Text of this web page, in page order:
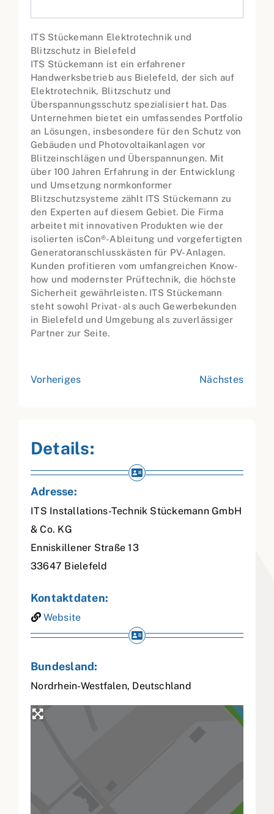
ITS Stückemann Elektrotechnik und
Blitzschutz in Bielefeld
ITS Stückemann ist ein erfahrener
Handwerksbetrieb aus Bielefeld, der sich auf
Elektrotechnik, Blitzschutz und
Überspannungsschutz spezialisiert hat. Das
Unternehmen bietet ein umfassendes Portfolio
an Lösungen, insbesondere für den Schutz von
Gebäuden und Photovoltaikanlagen vor
Blitzeinschlägen und Überspannungen. Mit
über 100 Jahren Erfahrung in der Entwicklung
und Umsetzung normkonformer
Blitzschutzsysteme zählt ITS Stückemann zu
den Experten auf diesem Gebiet. Die Firma
arbeitet mit innovativen Produkten wie der
isolierten isCon®-Ableitung und vorgefertigten
Generatoranschlusskästen für PV-Anlagen.
Kunden profitieren vom umfangreichen Know-
how und modernster Prüftechnik, die höchste
Sicherheit gewährleisten. ITS Stückemann
steht sowohl Privat- als auch Gewerbekunden
in Bielefeld und Umgebung als zuverlässiger
Partner zur Seite.
Vorheriges Nächstes
Details:
Adresse:
ITS Installations-Technik Stückemann GmbH
& Co. KG
Enniskillener Straße 13
33647 Bielefeld
Kontaktdaten:
Website
Bundesland:
Nordrhein-Westfalen, Deutschland